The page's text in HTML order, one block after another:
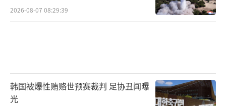
2026-08-07 08:29:39
韩国被爆性贿赂世预赛裁判 足协丑闻曝
光